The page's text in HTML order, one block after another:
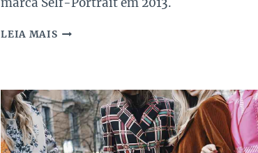
LEIA MAIS SELF-
MARCA
BRITÂNICA
DE
VESTIDOS
MAIS